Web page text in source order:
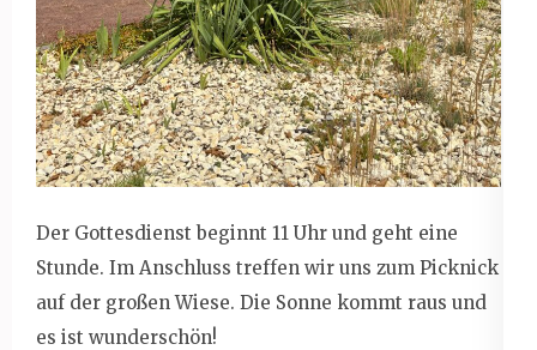
Der Gottesdienst beginnt 11 Uhr und geht eine
Stunde. Im Anschluss treffen wir uns zum Picknick
auf der großen Wiese. Die Sonne kommt raus und
es ist wunderschön!